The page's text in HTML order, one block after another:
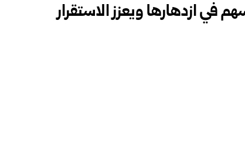
في ازدهارها ويعزز الاستقرار